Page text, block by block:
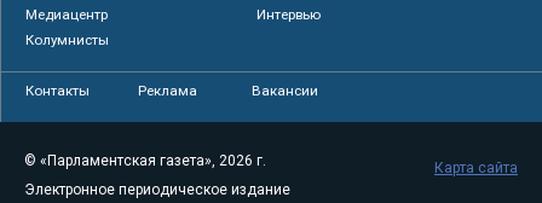
Медиацентр
Интервью
Колумнисты
Контакты Реклама Вакансии
© «Парламентская газета», 2026 г.
Электронное периодическое издание
Карта сайта